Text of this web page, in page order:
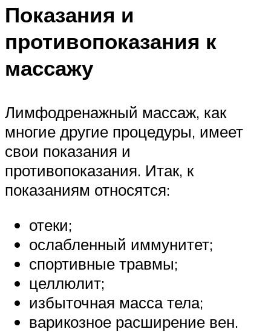
Показания и
противопоказания к
массажу
Лимфодренажный массаж, как
многие другие процедуры, имеет
свои показания и
противопоказания. Итак, к
показаниям относятся:
отеки;
ослабленный иммунитет;
спортивные травмы;
целлюлит;
избыточная масса тела;
варикозное расширение вен.